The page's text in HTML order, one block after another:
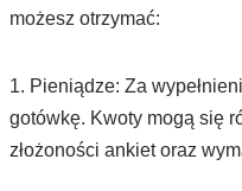
możesz otrzymać:
1. Pieniądze: Za
gotówkę. Kwoty mogą się
złożoności ankiet oraz